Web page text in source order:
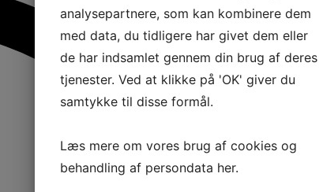
analysepartnere, som kan kombinere dem
med data, du tidligere har givet dem eller
de har indsamlet gennem din brug af deres
tjenester. Ved at klikke på 'OK' giver du
samtykke til disse formål.
Læs mere om vores brug af cookies og
behandling af persondata her.